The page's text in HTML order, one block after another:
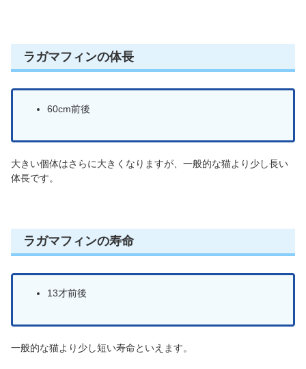
ラガマフィンの体長
60cm前後
大きい個体はさらに大きくなりますが、一般的な猫より少し長い
体長です。
ラガマフィンの寿命
13才前後
一般的な猫より少し短い寿命といえます。